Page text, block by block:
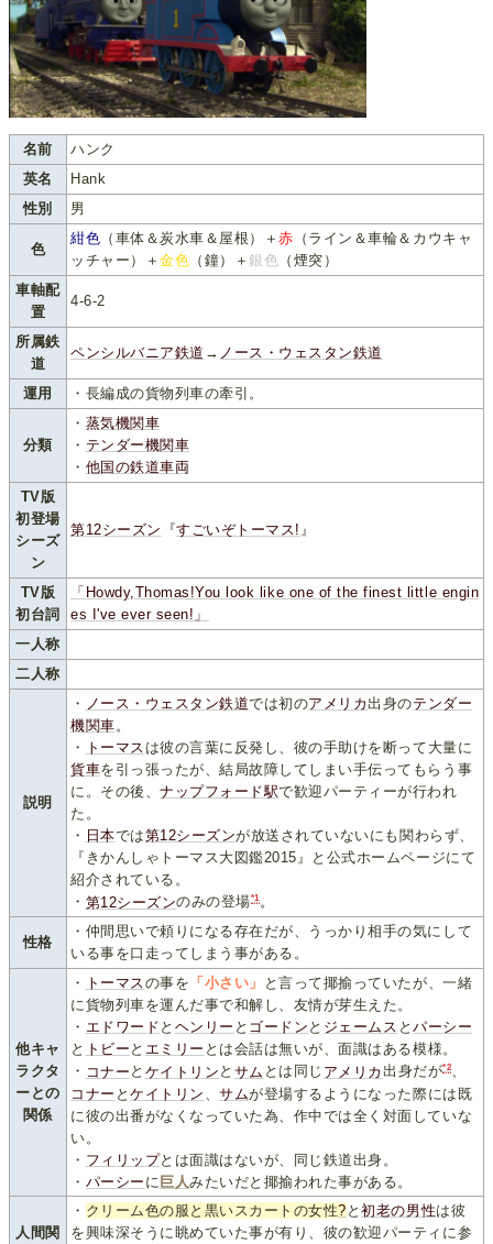
名前
ハンク
英名
Hank
性別
男
色
紺色 （車体＆炭水車＆屋根）＋赤 （ライン＆車輪＆カウキャ
ッチャー）＋金色 （鐘）＋銀色 （煙突）
車軸配
置
4-6-2
所属鉄
道
ペンシルバニア鉄道 → ノース・ウェスタン鉄道
運用 ・長編成の貨物列車の牽引。
分類
・ 蒸気機関車
・ テンダー機関車
・ 他国の鉄道車両
TV版
初登場
シーズ
ン
第12シーズン 『すごいぞトーマス! 』
TV版
初台詞
「Howdy,Thomas!You look like one of the finest little engin
es I've ever seen!」
一人称
二人称
説明
・ ノース・ウェスタン鉄道では初のアメリカ出身のテンダー
機関車。
・
トーマス は彼の言葉に反発し、彼の手助けを断って大量に
貨車を引っ張ったが、結局故障してしまい手伝ってもらう事
に。その後、ナップフォード駅で歓迎パーティーが行われ
た。
・ 日本では第12シーズンが放送されていないにも関わらず、
『きかんしゃトーマス大図鑑2015』と公式ホームページにて
紹介されている。
・ 第12シーズンのみの登場*1。
性格
・仲間思いで頼りになる存在だが、うっかり相手の気にして
いる事を口走ってしまう事がある。
他キャ
ラクタ
ーとの
関係
・ トーマスの事を 「小さい」
と言って揶揄っていたが、一緒
に貨物列車を運んだ事で和解し、友情が芽生えた。
・ エドワード と ヘンリー と ゴードン と ジェームス とパーシー
と トビー と エミリー とは会話は無いが、面識はある模様。
・ コナー と ケイトリン と サム とは同じ アメリカ 出身だが*2、
コナー とケイトリン 、サムが登場するようになった際には既
に彼の出番がなくなっていた為、作中では全く対面していな
い。
・ フィリップとは面識はないが、同じ鉄道出身。
・ パーシー に 巨人みたいだと揶揄われた事がある。
人間関
・ クリーム色の服と黒いスカートの女性? と初老の男性は彼
を興味深そうに眺めていた事が有り、彼の歓迎パーティに参